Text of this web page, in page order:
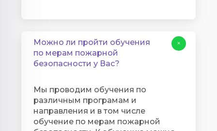
Можно ли пройти обучения
по мерам пожарной
безопасности у Вас?
Мы проводим обучения по
различным програмам и
направления и в том числе
обучение по мерам пожарной
+